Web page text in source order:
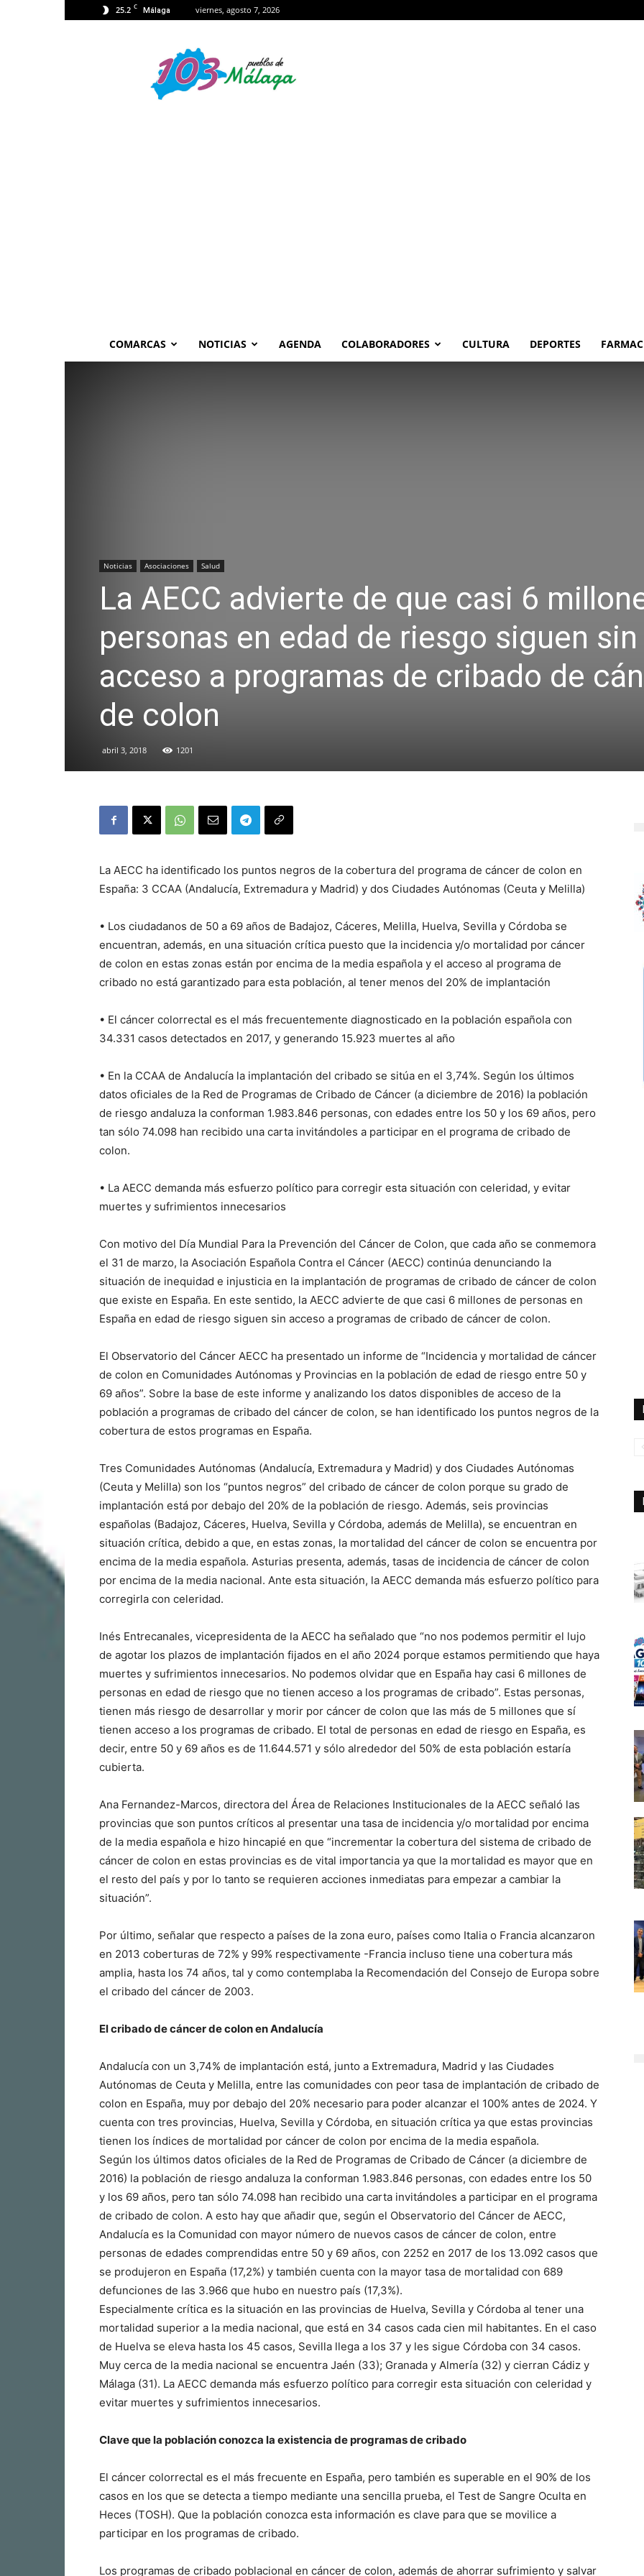
25.2 C Málaga viernes, agosto 7, 2026
Málaga
COMARCAS NOTICIAS AGENDA COLABORADORES CULTURA DEPORTES
Noticias Asociaciones Salud
La AECC advierte de que casi 6
personas en edad de riesgo siguen sin
acceso a programas de cribado de
de colon
abril 3, 2018 1201
La AECC ha identificado los puntos negros de la cobertura del programa de cáncer de colon en
España: 3 CCAA (Andalucía, Extremadura y Madrid) y dos Ciudades Autónomas (Ceuta y Melilla)
• Los ciudadanos de 50 a 69 años de Badajoz, Cáceres, Melilla, Huelva, Sevilla y Córdoba se
encuentran, además, en una situación crítica puesto que la incidencia y/o mortalidad por cáncer
de colon en estas zonas están por encima de la media española y el acceso al programa de
cribado no está garantizado para esta población, al tener menos del 20% de implantación
• El cáncer colorrectal es el más frecuentemente diagnosticado en la población española con
34.331 casos detectados en 2017, y generando 15.923 muertes al año
• En la CCAA de Andalucía la implantación del cribado se sitúa en el 3,74%. Según los últimos
datos oficiales de la Red de Programas de Cribado de Cáncer (a diciembre de 2016) la población
de riesgo andaluza la conforman 1.983.846 personas, con edades entre los 50 y los 69 años, pero
tan sólo 74.098 han recibido una carta invitándoles a participar en el programa de cribado de
colon.
• La AECC demanda más esfuerzo político para corregir esta situación con celeridad, y evitar
muertes y sufrimientos innecesarios
Con motivo del Día Mundial Para la Prevención del Cáncer de Colon, que cada año se conmemora
el 31 de marzo, la Asociación Española Contra el Cáncer (AECC) continúa denunciando la
situación de inequidad e injusticia en la implantación de programas de cribado de cáncer de colon
que existe en España. En este sentido, la AECC advierte de que casi 6 millones de personas en
España en edad de riesgo siguen sin acceso a programas de cribado de cáncer de colon.
El Observatorio del Cáncer AECC ha presentado un informe de “Incidencia y mortalidad de cáncer
de colon en Comunidades Autónomas y Provincias en la población de edad de riesgo entre 50 y
69 años”. Sobre la base de este informe y analizando los datos disponibles de acceso de la
población a programas de cribado del cáncer de colon, se han identificado los puntos negros de la
cobertura de estos programas en España.
Tres Comunidades Autónomas (Andalucía, Extremadura y Madrid) y dos Ciudades Autónomas
(Ceuta y Melilla) son los “puntos negros” del cribado de cáncer de colon porque su grado de
implantación está por debajo del 20% de la población de riesgo. Además, seis provincias
españolas (Badajoz, Cáceres, Huelva, Sevilla y Córdoba, además de Melilla), se encuentran en
situación crítica, debido a que, en estas zonas, la mortalidad del cáncer de colon se encuentra por
encima de la media española. Asturias presenta, además, tasas de incidencia de cáncer de colon
por encima de la media nacional. Ante esta situación, la AECC demanda más esfuerzo político para
corregirla con celeridad.
Inés Entrecanales, vicepresidenta de la AECC ha señalado que “no nos podemos permitir el lujo
de agotar los plazos de implantación fijados en el año 2024 porque estamos permitiendo que haya
muertes y sufrimientos innecesarios. No podemos olvidar que en España hay casi 6 millones de
personas en edad de riesgo que no tienen acceso a los programas de cribado”. Estas personas,
tienen más riesgo de desarrollar y morir por cáncer de colon que las más de 5 millones que sí
tienen acceso a los programas de cribado. El total de personas en edad de riesgo en España, es
decir, entre 50 y 69 años es de 11.644.571 y sólo alrededor del 50% de esta población estaría
cubierta.
Ana Fernandez-Marcos, directora del Área de Relaciones Institucionales de la AECC señaló las
provincias que son puntos críticos al presentar una tasa de incidencia y/o mortalidad por encima
de la media española e hizo hincapié en que “incrementar la cobertura del sistema de cribado de
cáncer de colon en estas provincias es de vital importancia ya que la mortalidad es mayor que en
el resto del país y por lo tanto se requieren acciones inmediatas para empezar a cambiar la
situación”.
Por último, señalar que respecto a países de la zona euro, países como Italia o Francia alcanzaron
en 2013 coberturas de 72% y 99% respectivamente -Francia incluso tiene una cobertura más
amplia, hasta los 74 años, tal y como contemplaba la Recomendación del Consejo de Europa sobre
el cribado del cáncer de 2003.
El cribado de cáncer de colon en Andalucía
Andalucía con un 3,74% de implantación está, junto a Extremadura, Madrid y las Ciudades
Autónomas de Ceuta y Melilla, entre las comunidades con peor tasa de implantación de cribado de
colon en España, muy por debajo del 20% necesario para poder alcanzar el 100% antes de 2024. Y
cuenta con tres provincias, Huelva, Sevilla y Córdoba, en situación crítica ya que estas provincias
tienen los índices de mortalidad por cáncer de colon por encima de la media española.
Según los últimos datos oficiales de la Red de Programas de Cribado de Cáncer (a diciembre de
2016) la población de riesgo andaluza la conforman 1.983.846 personas, con edades entre los 50
y los 69 años, pero tan sólo 74.098 han recibido una carta invitándoles a participar en el programa
de cribado de colon. A esto hay que añadir que, según el Observatorio del Cáncer de AECC,
Andalucía es la Comunidad con mayor número de nuevos casos de cáncer de colon, entre
personas de edades comprendidas entre 50 y 69 años, con 2252 en 2017 de los 13.092 casos que
se produjeron en España (17,2%) y también cuenta con la mayor tasa de mortalidad con 689
defunciones de las 3.966 que hubo en nuestro país (17,3%).
Especialmente crítica es la situación en las provincias de Huelva, Sevilla y Córdoba al tener una
mortalidad superior a la media nacional, que está en 34 casos cada cien mil habitantes. En el caso
de Huelva se eleva hasta los 45 casos, Sevilla llega a los 37 y les sigue Córdoba con 34 casos.
Muy cerca de la media nacional se encuentra Jaén (33); Granada y Almería (32) y cierran Cádiz y
Málaga (31). La AECC demanda más esfuerzo político para corregir esta situación con celeridad y
evitar muertes y sufrimientos innecesarios.
Clave que la población conozca la existencia de programas de cribado
El cáncer colorrectal es el más frecuente en España, pero también es superable en el 90% de los
casos en los que se detecta a tiempo mediante una sencilla prueba, el Test de Sangre Oculta en
Heces (TOSH). Que la población conozca esta información es clave para que se movilice a
participar en los programas de cribado.
Los programas de cribado poblacional en cáncer de colon, además de ahorrar sufrimiento y salvar